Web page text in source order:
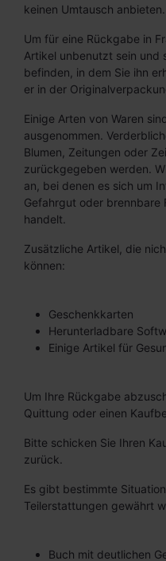
keinen Umtausch anbieten.
Um für eine Rückgabe in
Artikel unbenutzt sein und
befinden, in dem Sie ihn
er in der
Einige Arten von Waren
ausgenommen.
Blumen, Zeitungen oder
zurückgegeben werden.
an, bei denen es sich um
Gefahrgut oder brennbare
handelt.
Zusätzliche Artikel, die
können:
Geschenkkarten
Herunterladbare
Einige Artikel für
Um Ihre Rückgabe
Quittung oder einen
Bitte schicken Sie Ihren
zurück.
Es gibt bestimmte
Teilerstattungen gewährt
Buch mit deutlichen